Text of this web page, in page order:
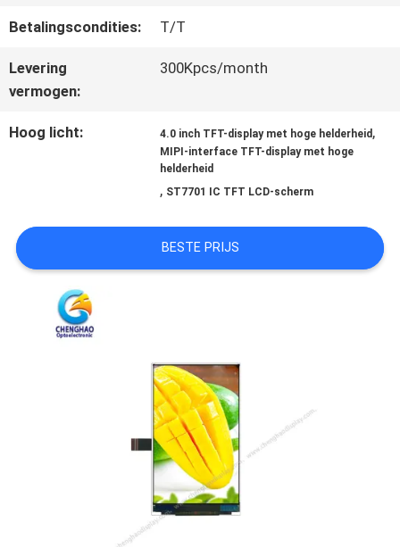
VRAAG
EEN
OFFERTE
PRIVACY
POLICY
Betalingscondities: T/T
Levering
vermogen:
300Kpcs/month
Hoog licht: 4.0 inch TFT-display met hoge helderheid ,
MIPI-interface TFT-display met hoge
helderheid
, ST7701 IC TFT LCD-scherm
BESTE PRIJS